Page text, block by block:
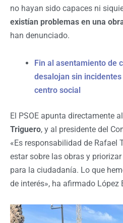
no hayan sido capaces ni
existían problemas en una
han denunciado.
Fin al asentamiento de
desalojan sin
centro social
El PSOE apunta directamente
Triguero, y al presidente del
«Es responsabilidad de Rafael
estar sobre las obras y
para la ciudadanía. Lo que
de interés», ha afirmado López